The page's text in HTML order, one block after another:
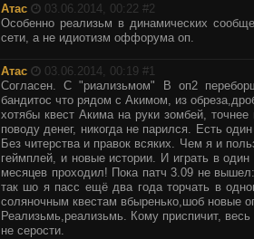
Атас 03.06.2014, 00:22 #2
Особенно реализьм в динамических
сети, а не идиотизм оффорума оп.
Атас 03.06.2014, 00:19 #1
Согласен. С "риализьмом" В оп2
бандитос что рядом с Акимом, из
хотябы квест Акима на руки зомбей,
поводу денег, никогда не парился. Есть
Без читерства и правок всяких. Чем я и
геймплей, и новые истории. И играть в
месяцев проходил! Пока патч 3.09 не
так шо я пасс ещё два года торчать в
соляночным квестам вбыренько,шоб новые
Реализьмь,реализьмь. Кому приспичит,
не серости.